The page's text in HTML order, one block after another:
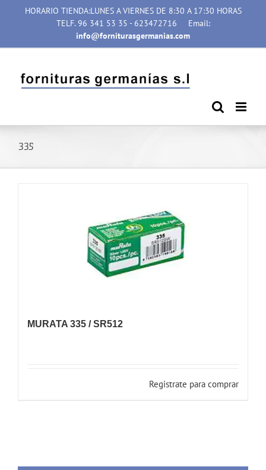
HORARIO TIENDA:LUNES A VIERNES DE 8:30 A 17:30 HORAS
TELF. 96 341 53 35 - 623472716
Email:
info@forniturasgermanias.com
335
MURATA 335 / SR512
Registrate para comprar